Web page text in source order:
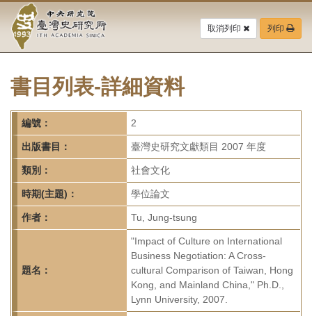
要
中
央
研
究
院-
臺
灣
史
研
究
取消列印 列印
書目列表-詳細資料
編號： 2
出版書目： 臺灣史研究文獻類目 2007 年度
類別： 社會文化
時期(主題)： 學位論文
作者： Tu, Jung-tsung
題名：
"Impact of Culture on International
Business Negotiation: A Cross-
cultural Comparison of Taiwan, Hong
Kong, and Mainland China," Ph.D.,
Lynn University, 2007.